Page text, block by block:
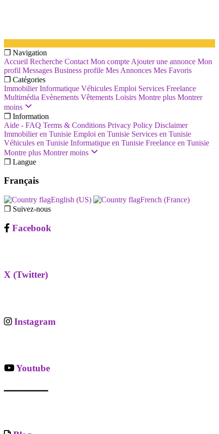
❐ Navigation
Accueil Recherche Contact Mon compte Ajouter une annonce Mon
profil Messages Business profile Mes Annonces Mes Favoris
❐ Catégories
Immobilier Informatique Véhicules Emploi Services Freelance
Multimédia Evènements Vêtements Loisirs Montre plus Montrer
moins
❐ Information
Aide - FAQ Terms & Conditions Privacy Policy Disclaimer
Immobilier en Tunisie Emploi en Tunisie Services en Tunisie
Véhicules en Tunisie Informatique en Tunisie Freelance en Tunisie
Montre plus Montrer moins
❐ Langue
Français
English (US)‎
French (France)‎
❐ Suivez-nous
Facebook
X (Twitter)
Instagram
Youtube
ـــــــــــــــ